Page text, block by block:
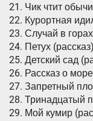
21. Чик чтит
22. Курортная
23. Случай в
24. Петух (рассказ)
25. Детский сад
26. Рассказ о
27. Запретный
28. Тринадцатый
29. Мой кумир